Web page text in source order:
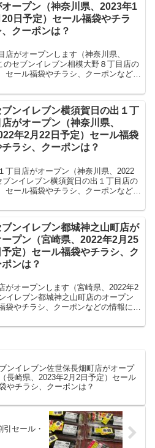
オープン（神奈川県、2023年1
20日予定）セール福袋やチラ
、クーポンは？
がオープンします（神奈川県、
のセブンイレブン相模大野８丁目店の
セール福袋やチラシ、クーポンなどの
ブンイレブン横須賀日の出１丁
店がオープン（神奈川県、
年2月22日予定）セール福袋
ラシ、クーポンは？
丁目店がオープン（神奈川県、2022
ンイレブン横須賀日の出１丁目店の
ール福袋やチラシ、クーポンなどの
ブンイレブン都城神之山町店が
ープン（宮崎県、2022年2月25
予定）セール福袋やチラシ、ク
ポンは？
がオープンします（宮崎県、2022年2
イレブン都城神之山町店のオープン
やチラシ、クーポンなどの情報につ
ンイレブン佐世保長畑町店がオープ
長崎県、2023年2月2日予定）セール
やチラシ、クーポンは？
セール・